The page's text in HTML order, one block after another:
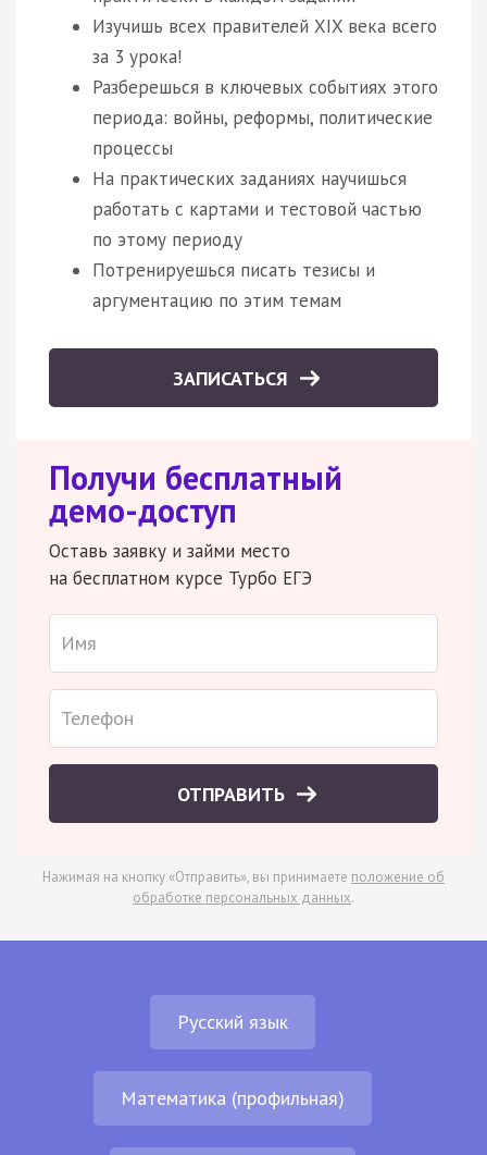
Изучишь всех правителей XIX века всего
за 3 урока!
Разберешься в ключевых событиях этого
периода: войны, реформы, политические
процессы
На практических заданиях научишься
работать с картами и тестовой частью
по этому периоду
Потренируешься писать тезисы и
аргументацию по этим темам
ЗАПИСАТЬСЯ
Получи бесплатный
демо-доступ
Оставь заявку и займи место
на бесплатном курсе Турбо ЕГЭ
ОТПРАВИТЬ
Нажимая на кнопку «Отправить», вы принимаете положение об
обработке персональных данных.
Русский язык
Математика (профильная)